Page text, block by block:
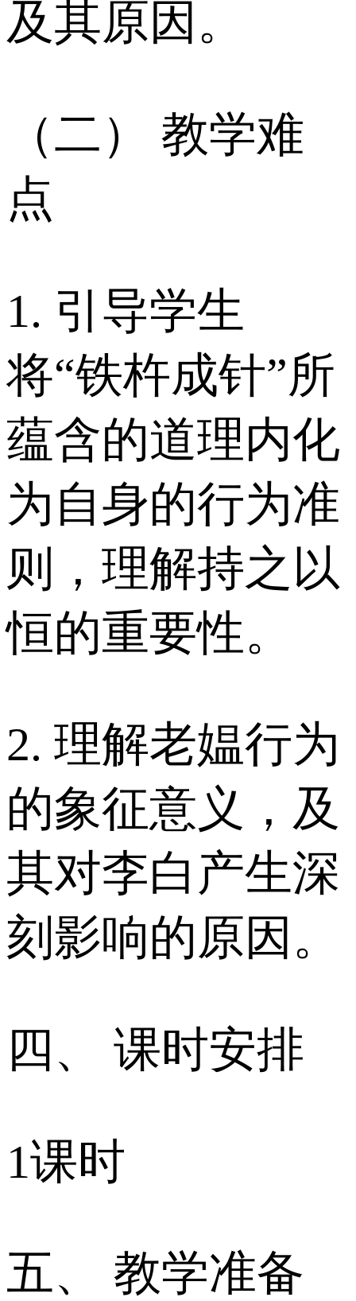
及其原因。
（二） 教学难
点
1. 引导学生
将“铁杵成针”所
蕴含的道理内化
为自身的行为准
则，理解持之以
恒的重要性。
2. 理解老媪行为
的象征意义，及
其对李白产生深
刻影响的原因。
四、 课时安排
1课时
五、 教学准备